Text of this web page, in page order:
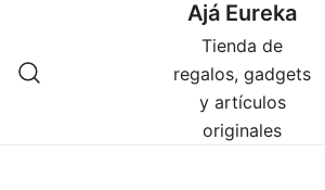
contenido
Ajá Eureka
Tienda de
regalos, gadgets
y artículos
originales